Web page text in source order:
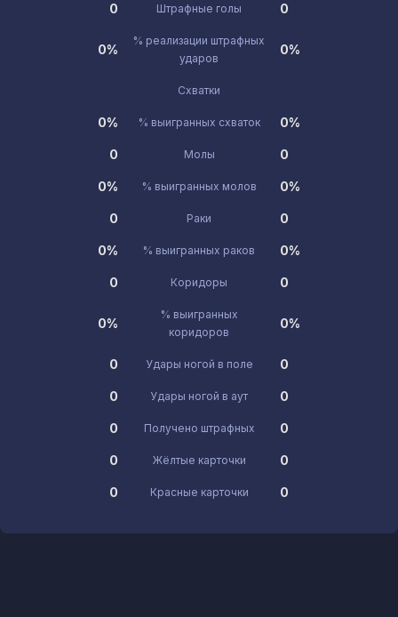
0 Штрафные голы 0
0%
% реализации штрафных
ударов
0%
Схватки
0% % выигранных схваток 0%
0 Молы 0
0% % выигранных молов 0%
0 Раки 0
0% % выигранных раков 0%
0 Коридоры 0
0%
% выигранных
коридоров
0%
0 Удары ногой в поле 0
0 Удары ногой в аут 0
0 Получено штрафных 0
0 Жёлтые карточки 0
0 Красные карточки 0